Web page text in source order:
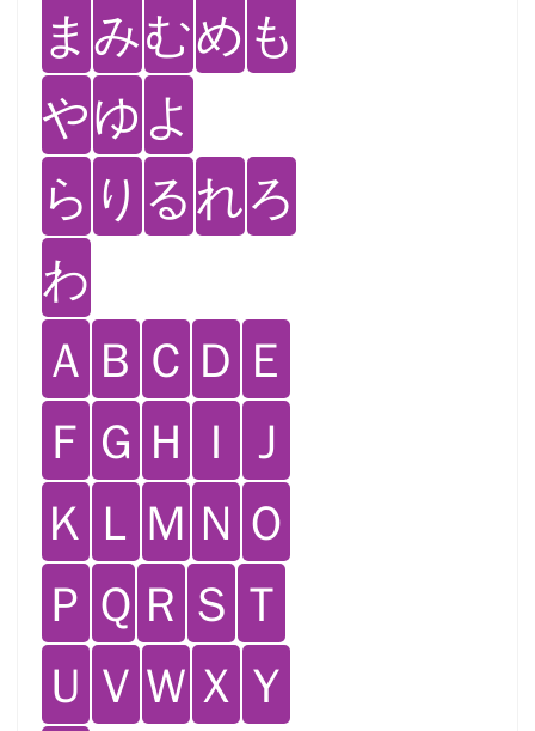
ま みむめ も
やゆ よ
ら り るれろ
わ
Ａ Ｂ Ｃ Ｄ Ｅ
Ｆ Ｇ Ｈ Ｉ Ｊ
Ｋ Ｌ Ｍ Ｎ Ｏ
Ｐ Ｑ Ｒ Ｓ Ｔ
Ｕ Ｖ Ｗ Ｘ Ｙ